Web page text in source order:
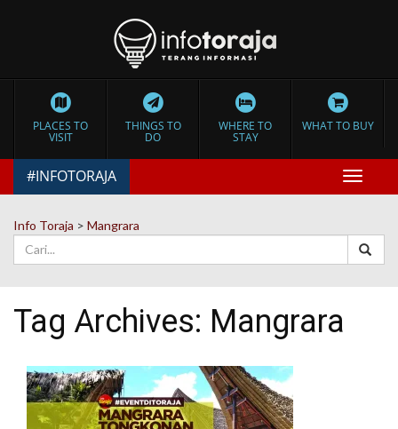
PLACES TO
VISIT
THINGS TO
DO
WHERE TO
STAY
WHAT TO BUY
Toggle
#INFOTORAJA
Info Toraja > Mangrara
Tag Archives: Mangrara